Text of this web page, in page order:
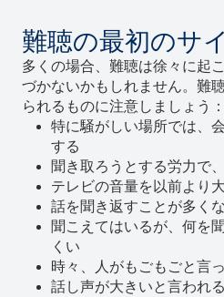
難聴の最初のサ
多くの場合、難聴は徐々に起
づかないかもしれません。難
られるものに注意しましょう：
特に騒がしい場所では、
する
聞き取ろうとする労力で
テレビの音量を以前より
話を聞き返すことが多く
聞こえてはいるが、何を
くい
時々、人がもごもごと言
話し声が大きいと言われる